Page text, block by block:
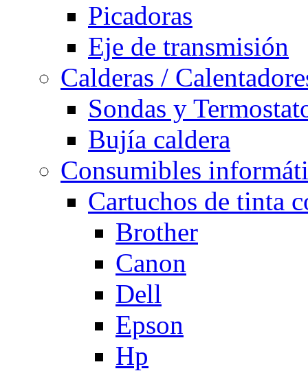
Picadoras
Eje de transmisión
Calderas /
Sondas y
Bujía caldera
Consumibles
Cartuchos de tinta
Brother
Canon
Dell
Epson
Hp